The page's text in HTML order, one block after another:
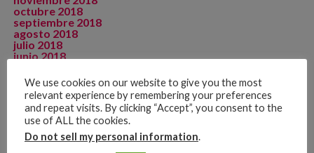
octubre 2018
septiembre 2018
agosto 2018
julio 2018
junio 2018
abril 2018
diciembre 2017
septiembre 2015
agosto 2015
julio 2015
mayo 2015
noviembre 2014
We use cookies on our website to give you the most
relevant experience by remembering your preferences
and repeat visits. By clicking “Accept”, you consent to the
use of ALL the cookies.
Do not sell my personal information.